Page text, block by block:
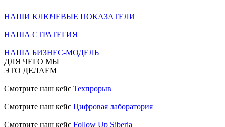
НАШИ КЛЮЧЕВЫЕ ПОКАЗАТЕЛИ
НАША СТРАТЕГИЯ
НАША БИЗНЕС-МОДЕЛЬ
ДЛЯ ЧЕГО МЫ
ЭТО ДЕЛАЕМ
Смотрите наш кейс Техпрорыв
Смотрите наш кейс Цифровая лаборатория
Смотрите наш кейс Follow Up Siberia